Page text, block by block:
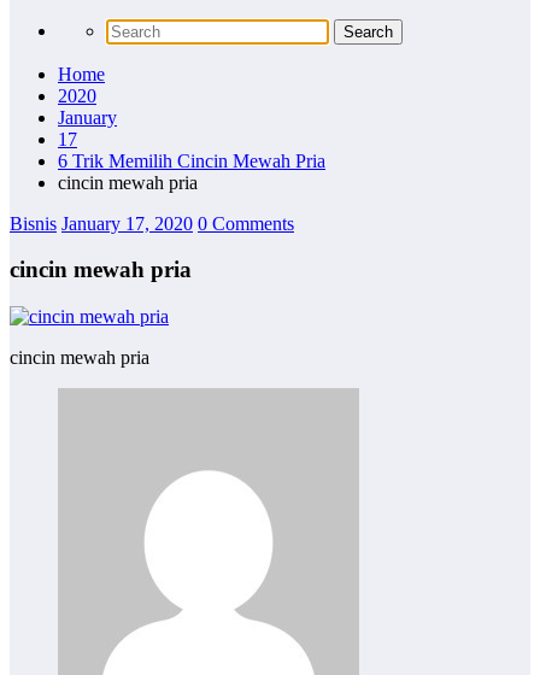
Home
2020
January
17
6 Trik Memilih Cincin Mewah Pria
cincin mewah pria
Bisnis January 17, 2020 0 Comments
cincin mewah pria
cincin mewah pria